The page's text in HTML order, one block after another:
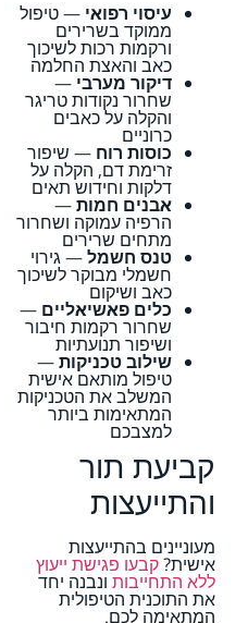
עיסוי רפואי — טיפול
ממוקד בשרירים
ורקמות רכות לשיכוך
כאב והאצת החלמה
דיקור מערבי —
שחרור נקודות טריגר
והקלה על כאבים
כרוניים
כוסות רוח — שיפור
זרימת דם, הקלה על
דלקות וחידוש תאים
אבנים חמות—
הרפיה עמוקה ושחרור
מתחים שרירים
טנס חשמל— גירוי
חשמלי מבוקר לשיכוך
כאב ושיקום
כלים פאשיאליים —
שחרור רקמות חיבור
ושיפור תנועתיות
שילוב טכניקות—
טיפול מותאם אישית
המשלב את הטכניקות
המתאימות ביותר
למצבכם
קביעת תור
והתייעצות
מעוניינים בהתייעצות
אישית?קבעו פגישת ייעוץ
ללא התחייבות ונבנה יחד
את התוכנית הטיפולית
המתאימה לכם.